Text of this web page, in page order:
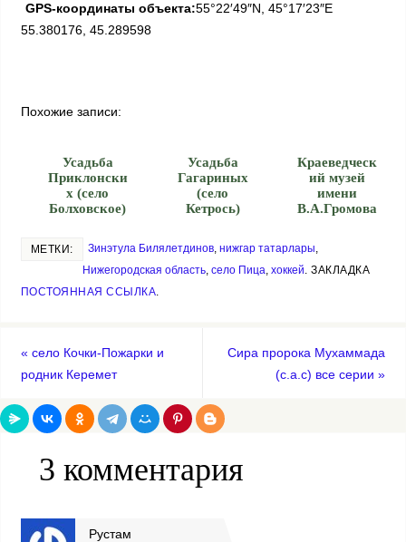
GPS-координаты объекта:55°22′49″N, 45°17′23″E
55.380176, 45.289598
Похожие записи:
Усадьба
Приклонски
х (село
Болховское)
Усадьба
Гагариных
(село
Кетрось)
Краеведческ
ий музей
имени
В.А.Громова
МЕТКИ: Зинэтула Билялетдинов, нижгар татарлары
Нижегородская область, село Пица хоккей ЗАКЛАДКА
ПОСТОЯННАЯ ССЫЛКА
« село Кочки-Пожарки и
родник Керемет
Сира пророка Мухаммада
(с.а.с) все серии»
3 комментария
Рустам